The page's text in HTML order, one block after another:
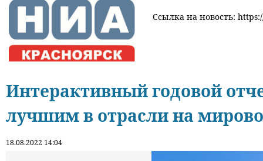
Ссылка на новость:
Интерактивный годовой
лучшим в отрасли на
18.08.2022 14:04